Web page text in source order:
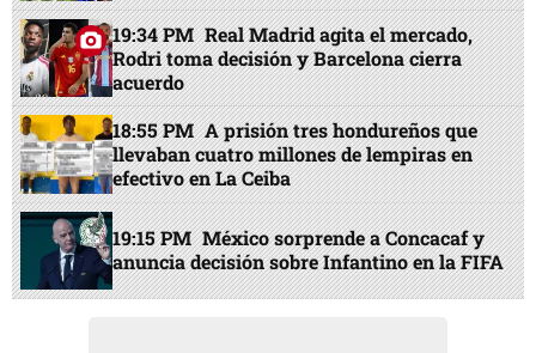
19:34 PM Real Madrid agita el mercado,
Rodri toma decisión y Barcelona cierra
acuerdo
18:55 PM A prisión tres hondureños que
llevaban cuatro millones de lempiras en
efectivo en La Ceiba
19:15 PM México sorprende a Concacaf y
anuncia decisión sobre Infantino en la FIFA